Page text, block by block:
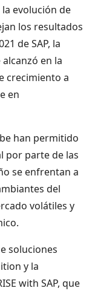
evolución de
los resultados
de SAP, la
en la
crecimiento a
en
han permitido
por parte de las
se enfrentan a
del
volátiles y
soluciones
y la
with SAP, que